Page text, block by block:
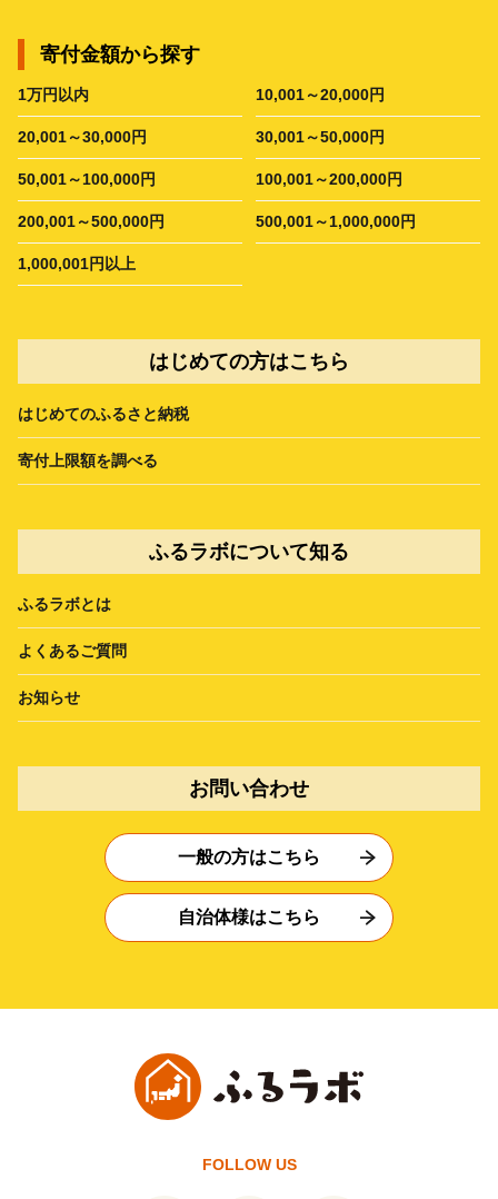
寄付金額から探す
1万円以内 10,001～20,000円
20,001～30,000円 30,001～50,000円
50,001～100,000円 100,001～200,000円
200,001～500,000円 500,001～1,000,000円
1,000,001円以上
はじめての方はこちら
はじめてのふるさと納税
寄付上限額を調べる
ふるラボについて知る
ふるラボとは
よくあるご質問
お知らせ
お問い合わせ
一般の方はこちら
自治体様はこちら
FOLLOW US